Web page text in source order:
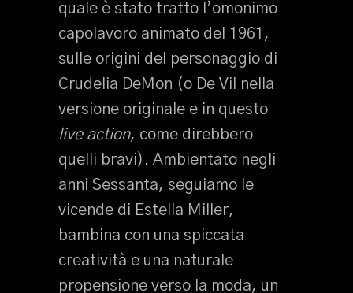
quale è stato tratto l’omonimo
capolavoro animato del 1961,
sulle origini del personaggio di
Crudelia DeMon (o De Vil nella
versione originale e in questo
live action, come direbbero
quelli bravi). Ambientato negli
anni Sessanta, seguiamo le
vicende di Estella Miller,
bambina con una spiccata
creatività e una naturale
propensione verso la moda, un